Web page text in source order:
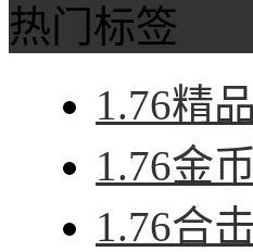
热门标签
1.76精
1.76金
1.76合